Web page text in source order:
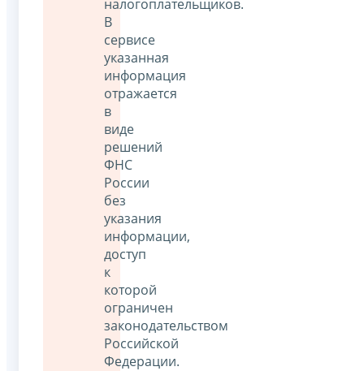
налогоплательщиков.
В
сервисе
указанная
информация
отражается
в
виде
решений
ФНС
России
без
указания
информации,
доступ
к
которой
ограничен
законодательством
Российской
Федерации.